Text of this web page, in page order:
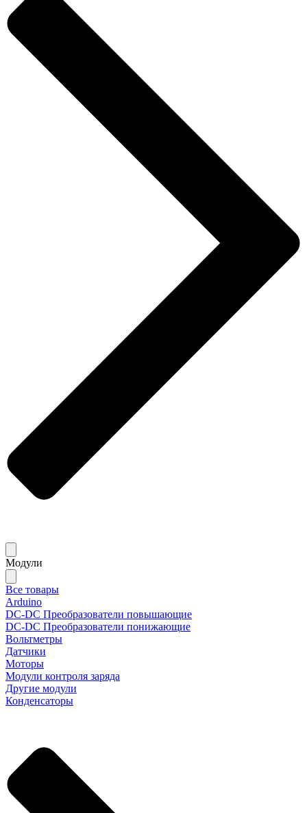
Модули
Все товары
Arduino
DC-DC Преобразователи повышающие
DC-DC Преобразователи понижающие
Вольтметры
Датчики
Моторы
Модули контроля заряда
Другие модули
Конденсаторы